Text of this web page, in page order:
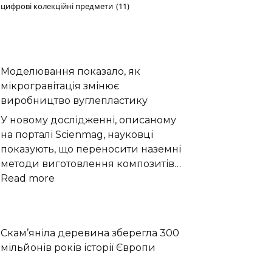
цифрові колекційні предмети (11)
Моделювання показало, як
мікрогравітація змінює
виробництво вуглепластику
У новому дослідженні, описаному
на порталі Scienmag, науковці
показують, що переносити наземні
методи виготовлення композитів…
Read more
мікрогравітація
змінює
Скам’яніла деревина зберегла 300
мільйонів років історії Європи